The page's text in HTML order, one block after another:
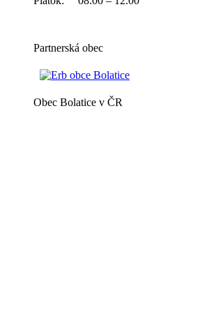
Partnerská obec
Obec Bolatice v ČR